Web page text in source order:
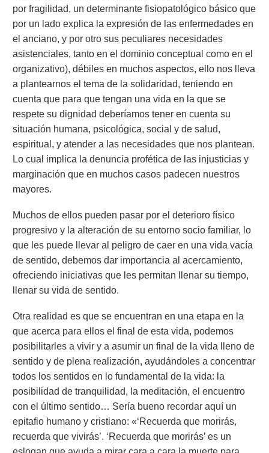
por fragilidad, un determinante fisiopatológico básico que
por un lado explica la expresión de las enfermedades en
el anciano, y por otro sus peculiares necesidades
asistenciales, tanto en el dominio conceptual como en el
organizativo), débiles en muchos aspectos, ello nos lleva
a plantearnos el tema de la solidaridad, teniendo en
cuenta que para que tengan una vida en la que se
respete su dignidad deberíamos tener en cuenta su
situación humana, psicológica, social y de salud,
espiritual, y atender a las necesidades que nos plantean.
Lo cual implica la denuncia profética de las injusticias y
marginación que en muchos casos padecen nuestros
mayores.
Muchos de ellos pueden pasar por el deterioro físico
progresivo y la alteración de su entorno socio familiar, lo
que les puede llevar al peligro de caer en una vida vacía
de sentido, debemos dar importancia al acercamiento,
ofreciendo iniciativas que les permitan llenar su tiempo,
llenar su vida de sentido.
Otra realidad es que se encuentran en una etapa en la
que acerca para ellos el final de esta vida, podemos
posibilitarles a vivir y a asumir un final de la vida lleno de
sentido y de plena realización, ayudándoles a concentrar
todos los sentidos en lo fundamental de la vida: la
posibilidad de tranquilidad, la meditación, el encuentro
con el último sentido… Sería bueno recordar aquí un
epitafio humano y cristiano: «‘Recuerda que morirás,
recuerda que vivirás’. ‘Recuerda que morirás’ es un